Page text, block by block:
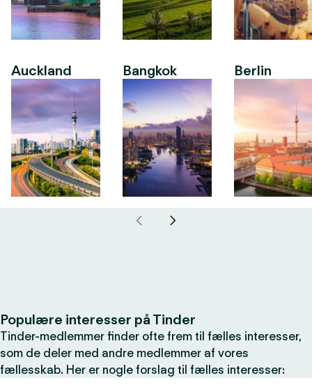
Auckland Bangkok Berlin
Populære interesser på Tinder
Tinder-medlemmer finder ofte frem til fælles interesser,
som de deler med andre medlemmer af vores
fællesskab. Her er nogle forslag til fælles interesser: